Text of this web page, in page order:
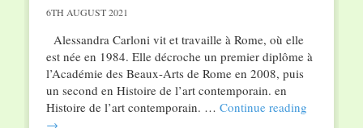
6TH AUGUST 2021
Alessandra Carloni vit et travaille à Rome, où elle
est née en 1984. Elle décroche un premier diplôme à
l’Académie des Beaux-Arts de Rome en 2008, puis
un second en Histoire de l’art contemporain. en
Histoire de l’art contemporain. … Continue reading
→